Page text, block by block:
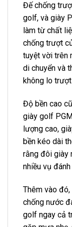
Đế chống
golf, và giày
làm từ chất
chống trượt
tuyệt vời trên
di chuyển và
không lo trượt
Độ bền cao
giày golf
lượng cao,
bền kéo dài
rằng đôi giày
nhiều vụ
Thêm vào
chống nước
golf ngay cả